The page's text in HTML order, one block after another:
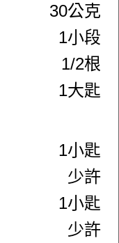
30公克
1小段
1/2根
1大匙
1小匙
少許
1小匙
少許